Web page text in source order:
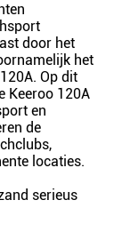
door het
het
Op dit
Keeroo 120A
en
de
locaties.
serieus